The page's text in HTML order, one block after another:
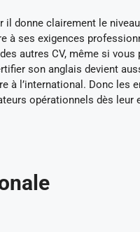
donne clairement le
à ses exigences
autres CV, même si vous
son anglais devient
à l’international. Donc les
opérationnels dès leur